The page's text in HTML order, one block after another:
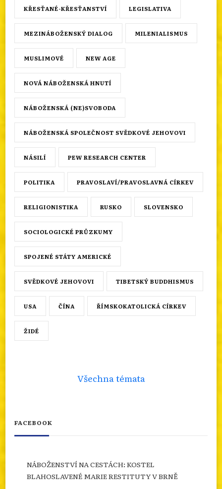
KŘESŤANÉ-KŘESŤANSTVÍ LEGISLATIVA
MEZINÁBOŽENSKÝ DIALOG MILENIALISMUS
MUSLIMOVÉ NEW AGE
NOVÁ NÁBOŽENSKÁ HNUTÍ
NÁBOŽENSKÁ (NE)SVOBODA
NÁBOŽENSKÁ SPOLEČNOST SVĚDKOVÉ JEHOVOVI
NÁSILÍ PEW RESEARCH CENTER
POLITIKA PRAVOSLAVÍ/PRAVOSLAVNÁ CÍRKEV
RELIGIONISTIKA RUSKO SLOVENSKO
SOCIOLOGICKÉ PRŮZKUMY
SPOJENÉ STÁTY AMERICKÉ
SVĚDKOVÉ JEHOVOVI TIBETSKÝ BUDDHISMUS
USA ČÍNA ŘÍMSKOKATOLICKÁ CÍRKEV
ŽIDÉ
Všechna témata
FACEBOOK
NÁBOŽENSTVÍ NA CESTÁCH: KOSTEL
BLAHOSLAVENÉ MARIE RESTITUTY V BRNĚ